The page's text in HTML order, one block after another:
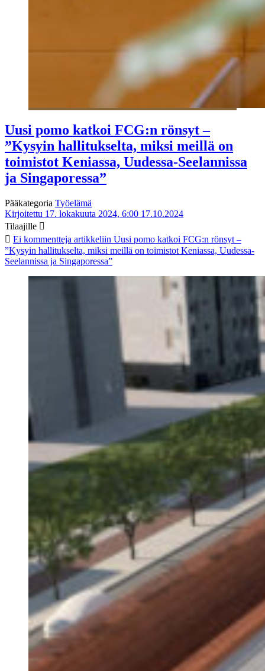
Uusi pomo katkoi FCG:n rönsyt –
”Kysyin hallitukselta, miksi meillä on
toimistot Keniassa, Uudessa-Seelannissa
ja Singaporessa”
Pääkategoria Työelämä
Kirjoitettu 17. lokakuuta 2024, 6:00 17.10.2024
Tilaajille
Ei kommentteja artikkeliin Uusi pomo katkoi FCG:n rönsyt –
”Kysyin hallitukselta, miksi meillä on toimistot Keniassa, Uudessa-
Seelannissa ja Singaporessa”